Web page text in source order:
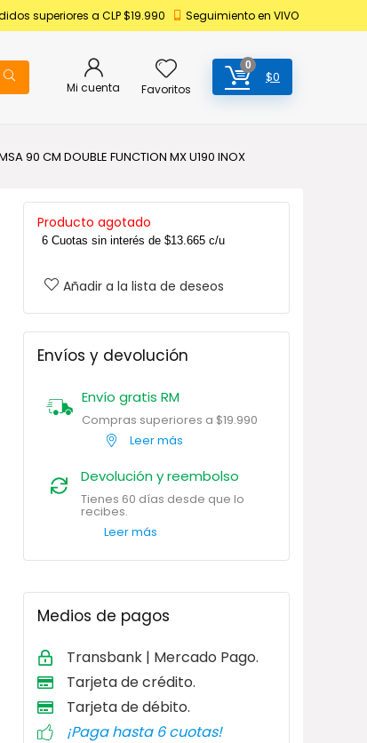
superiores a CLP $19.990 Seguimiento en VIVO
Mi cuenta Favoritos
0
$0
90 CM DOUBLE FUNCTION MX U190 INOX
Producto agotado
6 Cuotas sin interés de $13.665 c/u
Añadir a la lista de deseos
Envíos y devolución
Envío gratis RM
Compras superiores a $19.990
Leer más
Devolución y reembolso
Tienes 60 días desde que lo
recibes.
Leer más
Medios de pagos
Transbank | Mercado Pago.
Tarjeta decrédito.
Tarjeta de débito.
¡Paga hasta 6 cuotas!